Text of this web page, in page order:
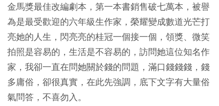
金馬獎最佳改編劇本，第一本書銷售破七萬本，被譽
為是最受歡迎的六年級生作家，榮耀變成數道光芒打
亮她的人生，閃亮亮的桂冠一個接一個，領獎、微笑
拍照是容易的，生活是不容易的，訪問她這位知名作
家，我卻一直在問她關於錢的問題，滿口錢錢錢，錢
多庸俗，卻很真實，在此先強調，底下文字有大量俗
氣問答，不喜勿入。